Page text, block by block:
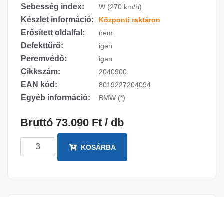
Sebesség index: W (270 km/h)
Készlet információ: Központi raktáron
Erősített oldalfal: nem
Defekttűrő: igen
Peremvédő: igen
Cikkszám: 2040900
EAN kód: 8019227204094
Egyéb információ: BMW (*)
Bruttó 73.090 Ft / db
KOSÁRBA